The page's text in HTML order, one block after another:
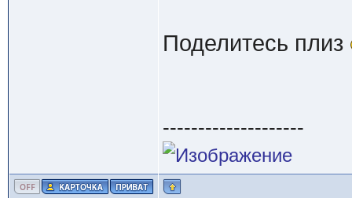
Поделитесь плиз
--------------------